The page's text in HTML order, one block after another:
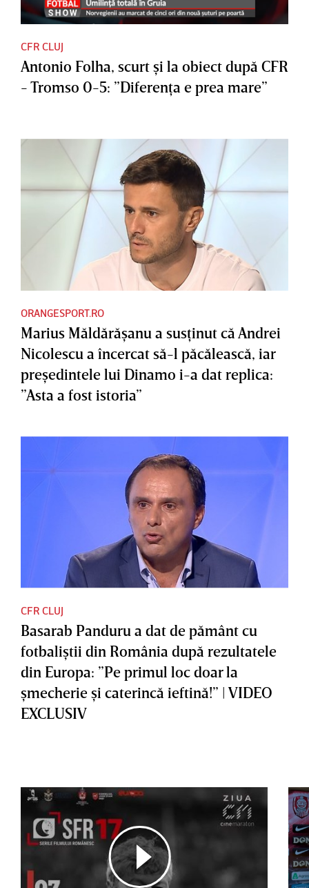
CFR CLUJ
Antonio Folha, scurt şi la obiect după CFR
- Tromso 0-5: ”Diferenţa e prea mare”
ORANGESPORT.RO
Marius Măldărăşanu a susţinut că Andrei
Nicolescu a încercat să-l păcălească, iar
preşedintele lui Dinamo i-a dat replica:
”Asta a fost istoria”
CFR CLUJ
Basarab Panduru a dat de pământ cu
fotbaliştii din România după rezultatele
din Europa: ”Pe primul loc doar la
şmecherie şi caterincă ieftină!” | VIDEO
EXCLUSIV